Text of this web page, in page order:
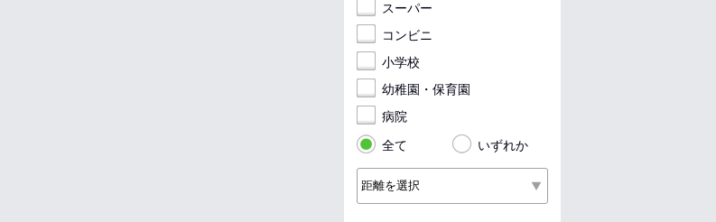
スーパー
コンビニ
小学校
幼稚園・保育園
病院
全て
いずれか